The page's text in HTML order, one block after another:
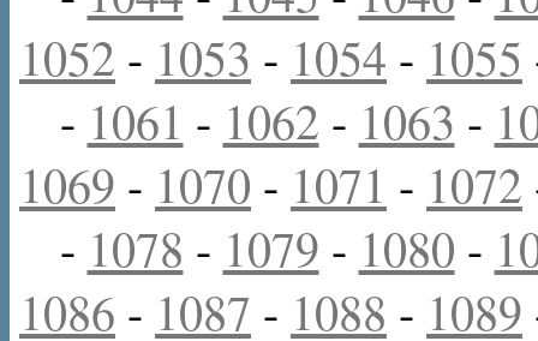
1052 - 1053 - 1054 - 1055
- 1061 - 1062 - 1063 -
1069 - 1070 - 1071 - 1072
- 1078 - 1079 - 1080 -
1086 - 1087 - 1088 - 1089